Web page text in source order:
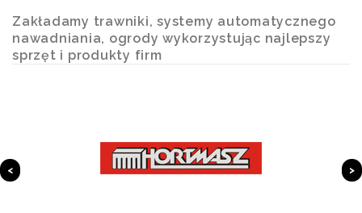
Zakładamy trawniki, systemy automatycznego
nawadniania, ogrody wykorzystując najlepszy
sprzęt i produkty firm
< >